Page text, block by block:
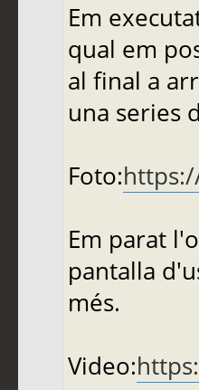
Em
qual em
al final a
una series
Foto:
Em parat
pantalla
més.
Video: